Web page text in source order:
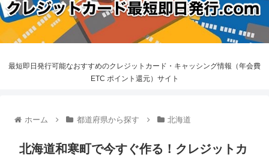
最短即日発行可能なおすすめのクレジットカード・キャッシング情報（年会費
ETC ポイント還元）サイト
ホーム 都道府県から探す 北海道
北海道和寒町で今すぐ作る！クレジットカ